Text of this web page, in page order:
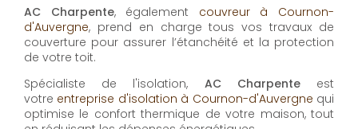
AC Charpente, également couvreur à Cournon-
d'Auvergne, prend en charge tous vos travaux de
couverture pour assurer l’étanchéité et la protection
de votre toit.
Spécialiste de l'isolation, AC Charpenteest
votre entreprise d'isolation à Cournon-d'Auvergne qui
optimise le confort thermique de votre maison, tout